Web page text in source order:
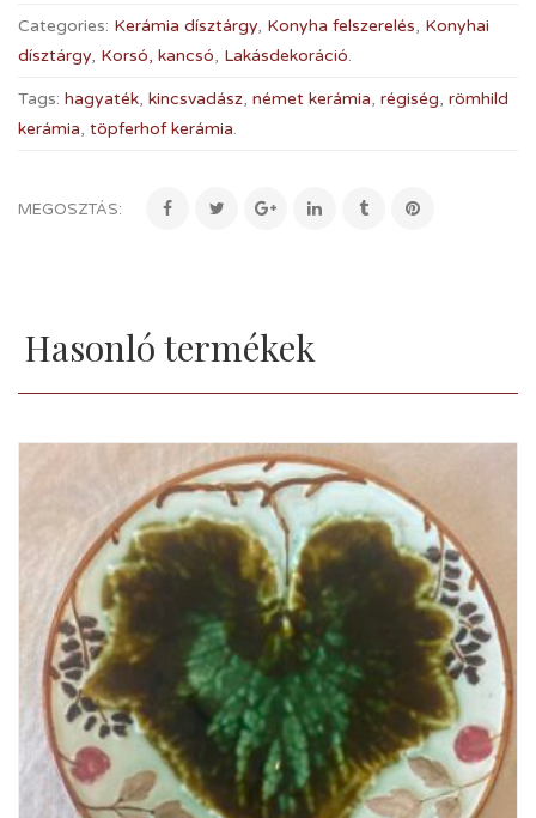
Categories: Kerámia dísztárgy, Konyha felszerelés, Konyhai
dísztárgy, Korsó, kancsó, Lakásdekoráció.
Tags: hagyaték, kincsvadász, német kerámia, régiség, römhild
kerámia, töpferhof kerámia.
MEGOSZTÁS:
Hasonló termékek